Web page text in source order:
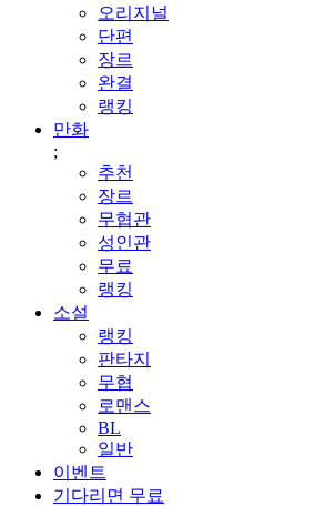
오리지널
단편
장르
완결
랭킹
만화
;
추천
장르
무협관
성인관
무료
랭킹
소설
랭킹
판타지
무협
로맨스
BL
일반
이벤트
기다리면 무료